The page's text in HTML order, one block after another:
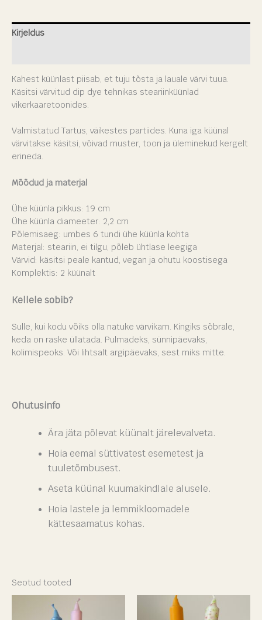
Kirjeldus
Kahest küünlast piisab, et tuju tõsta ja lauale värvi tuua.
Käsitsi värvitud dip dye tehnikas steariinküünlad
vikerkaaretoonides.
Valmistatud Tartus, väikestes partiides. Kuna iga küünal
värvitakse käsitsi, võivad muster, toon ja üleminekud kergelt
erineda.
Mõõdud ja materjal
Ühe küünla pikkus: 19 cm
Ühe küünla diameeter: 2,2 cm
Põlemisaeg: umbes 6 tundi ühe küünla kohta
Materjal: steariin, ei tilgu, põleb ühtlase leegiga
Värvid: käsitsi peale kantud, vegan ja ohutu koostisega
Komplektis: 2 küünalt
Kellele sobib?
Sulle, kui kodu võiks olla natuke värvikam. Kingiks sõbrale,
keda on raske üllatada. Pulmadeks, sünnipäevaks,
kolimispeoks. Või lihtsalt argipäevaks, sest miks mitte.
Ohutusinfo
Ära jäta põlevat küünalt järelevalveta.
Hoia eemal süttivatest esemetest ja
tuuletõmbusest.
Aseta küünal kuumakindlale alusele.
Hoia lastele ja lemmikloomadele
kättesaamatus kohas.
Seotud tooted